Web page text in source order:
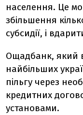
населення. Це
збільшення
субсидії, і
Ощадбанк, який
найбільших
пільгу через
кредитних
установами.